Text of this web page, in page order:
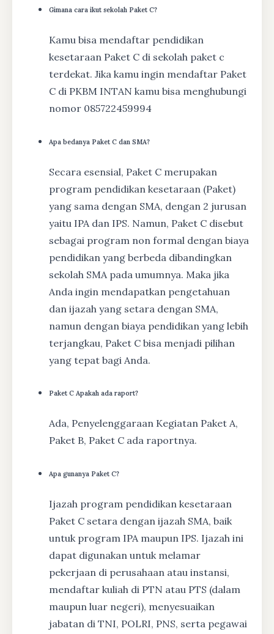
Gimana cara ikut sekolah Paket C?
Kamu bisa mendaftar pendidikan
kesetaraan Paket C di sekolah paket c
terdekat. Jika kamu ingin mendaftar Paket
C di PKBM INTAN kamu bisa menghubungi
nomor 085722459994
Apa bedanya Paket C dan SMA?
Secara esensial, Paket C merupakan
program pendidikan kesetaraan (Paket)
yang sama dengan SMA, dengan 2 jurusan
yaitu IPA dan IPS. Namun, Paket C disebut
sebagai program non formal dengan biaya
pendidikan yang berbeda dibandingkan
sekolah SMA pada umumnya. Maka jika
Anda ingin mendapatkan pengetahuan
dan ijazah yang setara dengan SMA,
namun dengan biaya pendidikan yang lebih
terjangkau, Paket C bisa menjadi pilihan
yang tepat bagi Anda.
Paket C Apakah ada raport?
Ada, Penyelenggaraan Kegiatan Paket A,
Paket B, Paket C ada raportnya.
Apa gunanya Paket C?
Ijazah program pendidikan kesetaraan
Paket C setara dengan ijazah SMA, baik
untuk program IPA maupun IPS. Ijazah ini
dapat digunakan untuk melamar
pekerjaan di perusahaan atau instansi,
mendaftar kuliah di PTN atau PTS (dalam
maupun luar negeri), menyesuaikan
jabatan di TNI, POLRI, PNS, serta pegawai